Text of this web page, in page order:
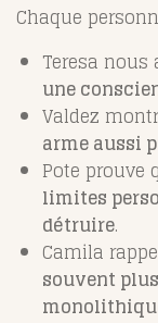
Chaque
Teresa nous
une
Valdez
arme aussi
Pote prouve
limites
détruire.
Camila
souvent